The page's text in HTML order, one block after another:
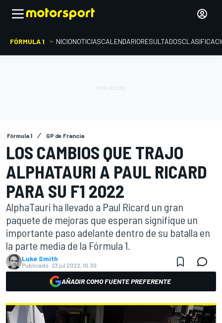
FÓRMULA 1 INICIONOTICIASCALENDARIORESULTADOS
Fórmula 1 GP de Francia
LOS CAMBIOS QUE TRAJO
ALPHATAURI A PAUL RICARD
PARA SU F1 2022
AlphaTauri ha llevado a Paul Ricard un gran
paquete de mejoras que esperan signifique un
importante paso adelante dentro de su batalla en
la parte media de la Fórmula 1.
Luke Smith
Publicado: 23 jul 2022, 10:30
AÑADIR COMO FUENTE PREFERENTE